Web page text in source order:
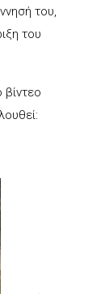
του,
του